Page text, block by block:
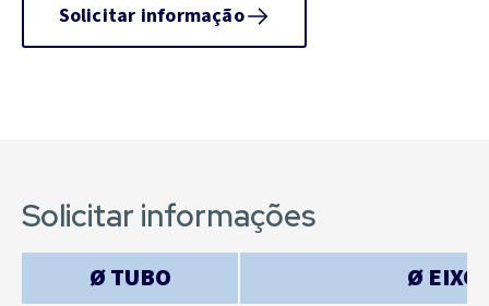
Solicitar informação
Solicitar informações
Ø TUBO Ø EIXO